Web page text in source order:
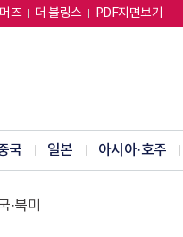
즈 더 블링스 PDF지면보기
국 일본 아시아·호주
·북미